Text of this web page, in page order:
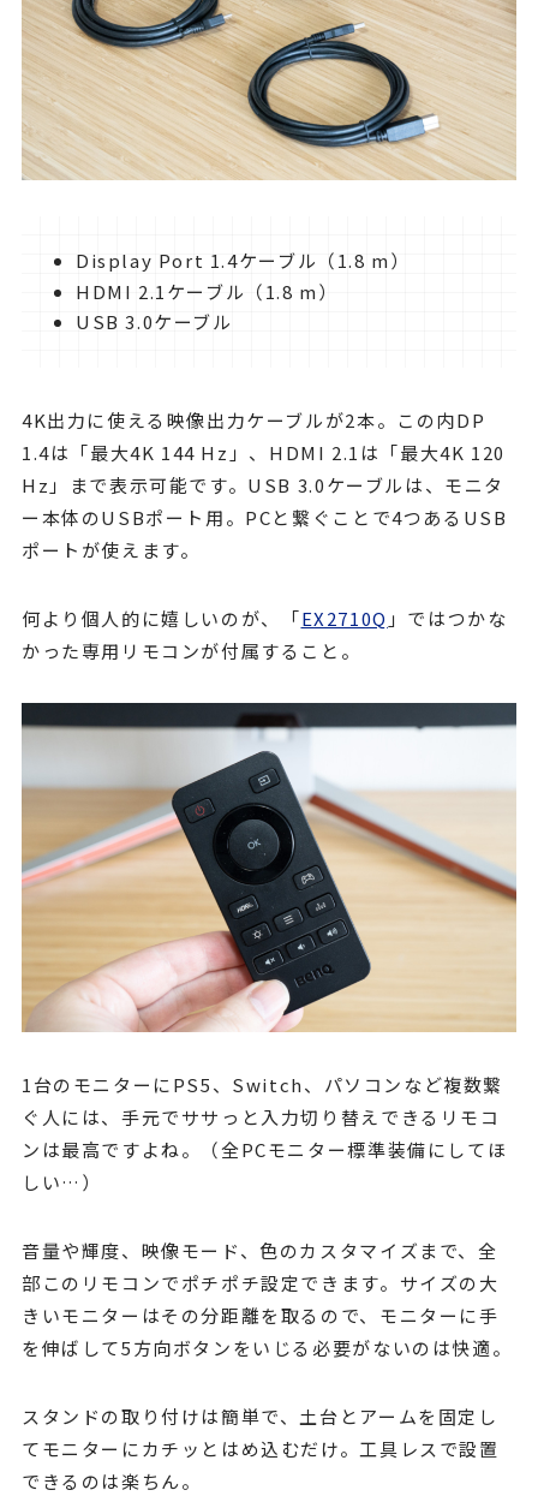
Display Port 1.4ケーブル（1.8 m）
HDMI 2.1ケーブル（1.8 m）
USB 3.0ケーブル
4K出力に使える映像出力ケーブルが2本。この内DP
1.4は「最大4K 144 Hz」、HDMI 2.1は「最大4K 120
Hz」まで表示可能です。USB 3.0ケーブルは、モニタ
ー本体のUSBポート用。PCと繋ぐことで4つあるUSB
ポートが使えます。
何より個人的に嬉しいのが、「EX2710Q 」ではつかな
かった専用リモコンが付属すること。
1台のモニターにPS5、Switch、パソコンなど複数繋
ぐ人には、手元でササっと入力切り替えできるリモコ
ンは最高ですよね。（全PCモニター標準装備にしてほ
しい…）
音量や輝度、映像モード、色のカスタマイズまで、全
部このリモコンでポチポチ設定できます。サイズの大
きいモニターはその分距離を取るので、モニターに手
を伸ばして5方向ボタンをいじる必要がないのは快適。
スタンドの取り付けは簡単で、土台とアームを固定し
てモニターにカチッとはめ込むだけ。工具レスで設置
できるのは楽ちん。